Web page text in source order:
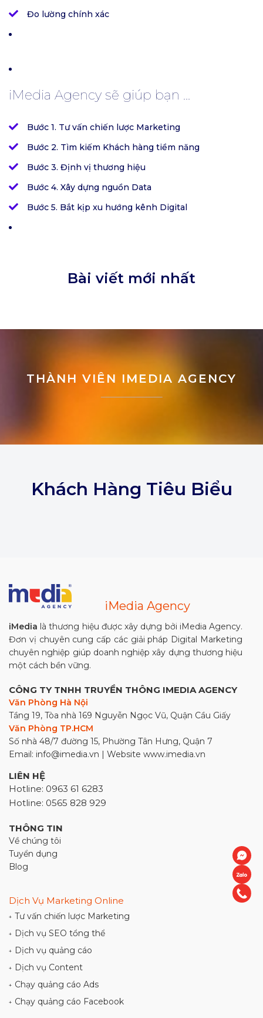
Đo lường chính xác
iMedia Agency sẽ giúp bạn ...
Bước 1. Tư vấn chiến lược Marketing
Bước 2. Tìm kiếm Khách hàng tiềm năng
Bước 3. Định vị thương hiệu
Bước 4. Xây dựng nguồn Data
Bước 5. Bắt kịp xu hướng kênh Digital
Bài viết mới nhất
THÀNH VIÊN IMEDIA AGENCY
Khách Hàng Tiêu Biểu
iMedia Agency
iMedia là thương hiệu được xây dựng bởi iMedia Agency.
Đơn vị chuyên cung cấp các giải pháp Digital Marketing
chuyên nghiệp giúp doanh nghiệp xây dựng thương hiệu
một cách bền vững.
CÔNG TY TNHH TRUYỀN THÔNG IMEDIA AGENCY
Văn Phòng Hà Nội
Tầng 19, Tòa nhà 169 Nguyễn Ngọc Vũ, Quận Cầu Giấy
Văn Phòng TP.HCM
Số nhà 48/7 đường 15, Phường Tân Hưng, Quận 7
Email: info@imedia.vn | Website www.imedia.vn
LIÊN HỆ
Hotline: 0963 61 6283
Hotline: 0565 828 929
THÔNG TIN
Về chúng tôi
Tuyển dụng
Blog
Dịch Vụ Marketing Online
+ Tư vấn chiến lược Marketing
+ Dịch vụ SEO tổng thể
+ Dịch vụ quảng cáo
+ Dịch vụ Content
+ Chạy quảng cáo Ads
+ Chạy quảng cáo Facebook